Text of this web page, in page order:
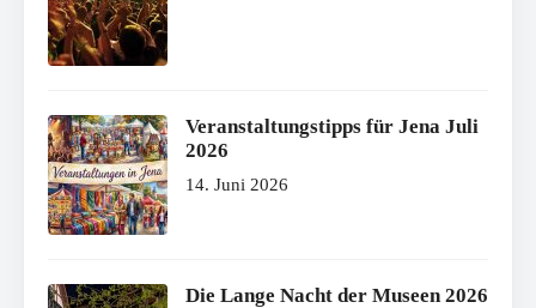
Veranstaltungstipps für Jena Juli
2026
14. Juni 2026
Die Lange Nacht der Museen 2026